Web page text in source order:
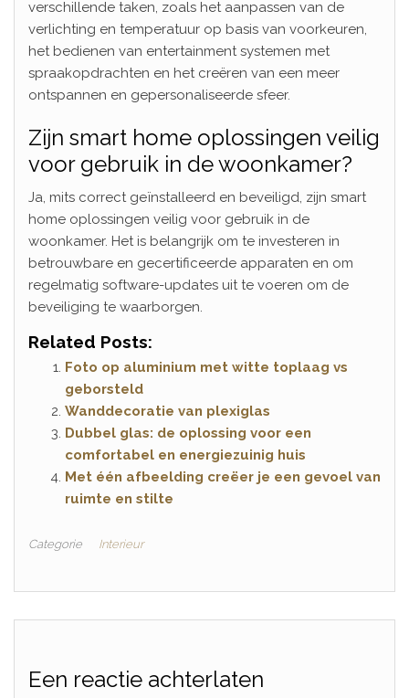
verschillende taken, zoals het aanpassen van de
verlichting en temperatuur op basis van voorkeuren,
het bedienen van entertainment systemen met
spraakopdrachten en het creëren van een meer
ontspannen en gepersonaliseerde sfeer.
Zijn smart home oplossingen veilig
voor gebruik in de woonkamer?
Ja, mits correct geïnstalleerd en beveiligd, zijn smart
home oplossingen veilig voor gebruik in de
woonkamer. Het is belangrijk om te investeren in
betrouwbare en gecertificeerde apparaten en om
regelmatig software-updates uit te voeren om de
beveiliging te waarborgen.
Related Posts:
Foto op aluminium met witte toplaag vs
geborsteld
Wanddecoratie van plexiglas
Dubbel glas: de oplossing voor een
comfortabel en energiezuinig huis
Met één afbeelding creëer je een gevoel van
ruimte en stilte
Categorie Interieur
Een reactie achterlaten